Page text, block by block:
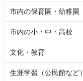
市内の保育園・幼稚園
市内の小・中・高校
文化・教育
生涯学習（公民館など）